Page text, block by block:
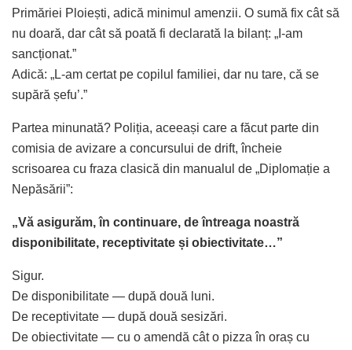
Primăriei Ploiești, adică minimul amenzii. O sumă fix cât să
nu doară, dar cât să poată fi declarată la bilanț: „I-am
sancționat.”
Adică: „L-am certat pe copilul familiei, dar nu tare, că se
supără șefu’.”
Partea minunată? Poliția, aceeași care a făcut parte din
comisia de avizare a concursului de drift, încheie
scrisoarea cu fraza clasică din manualul de „Diplomație a
Nepăsării”:
„Vă asigurăm, în continuare, de întreaga noastră
disponibilitate, receptivitate și obiectivitate…”
Sigur.
De disponibilitate — după două luni.
De receptivitate — după două sesizări.
De obiectivitate — cu o amendă cât o pizza în oraș cu